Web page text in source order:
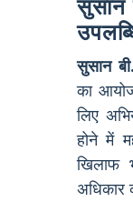
सुसान
सुसान
का
लिए
होने में
खिलाफ
अधिकार